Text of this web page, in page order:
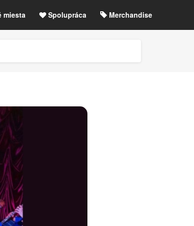
miesta Spolupráca Merchandise